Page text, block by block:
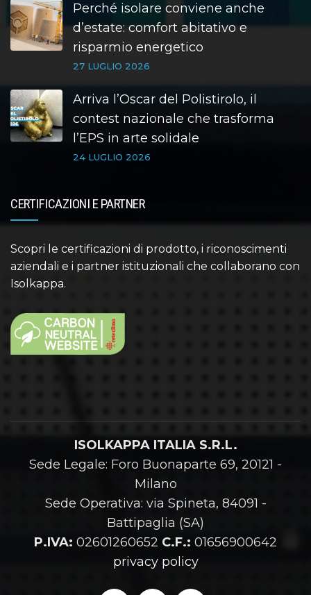
Perché isolare conviene anche
d’estate: comfort abitativo e
risparmio energetico
27 LUGLIO 2026
Arriva l’Oscar del Polistirolo, il
contest nazionale che trasforma
l’EPS in arte solidale
24 LUGLIO 2026
CERTIFICAZIONI E PARTNER
Scopri le certificazioni di prodotto, i riconoscimenti
aziendali e i partner istituzionali che collaborano con
Isolkappa.
ISOLKAPPA ITALIA S.R.L.
Sede Legale: Foro Buonaparte 69, 20121 -
Milano
Sede Operativa: via Spineta, 84091 -
Battipaglia (SA)
P.IVA: 02601260652 C.F.: 01656900642
privacy policy